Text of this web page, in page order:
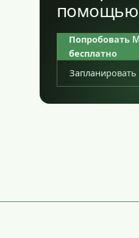
Попробовать
бесплатно
Запланировать